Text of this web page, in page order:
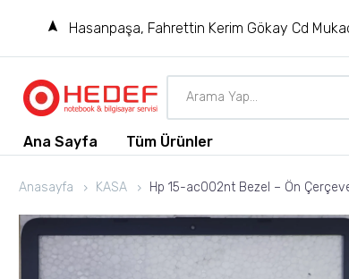
Hasanpaşa, Fahrettin Kerim Gökay Cd
Ana Sayfa Tüm Ürünler
Anasayfa KASA Hp 15-ac002nt Bezel – Ön